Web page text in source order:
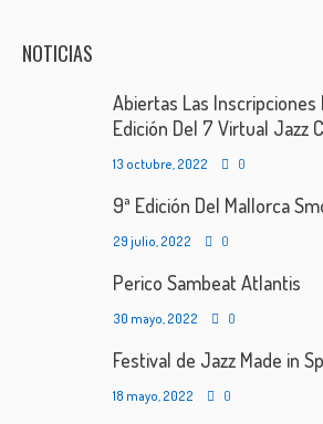
NOTICIAS
Abiertas Las Inscripciones
Edición Del 7 Virtual Jazz
13 octubre, 2022 0
9ª Edición Del Mallorca
29 julio, 2022 0
Perico Sambeat Atlantis
30 mayo, 2022 0
Festival de Jazz Made in
18 mayo, 2022 0